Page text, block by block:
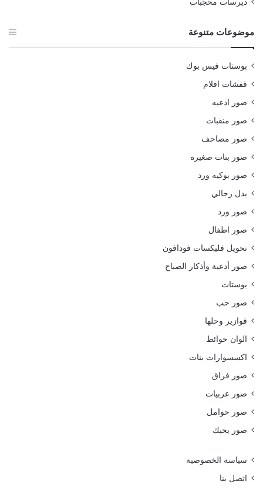
ديرسات محجبات
موضوعات متنوعة
بوستات فيس بوك
قفشات افلام
صور ادعيه
صور منقبات
صور مصاحف
صور بنات صغيره
صور بوكيه ورد
بدل رجالي
صور ورد
صور اطفال
تحويل فليكسات فودافون
صور أدعية وأذكار الصباح
بوستات
صور حب
فوازير وحلها
الوان حوائط
اكسسوارات بنات
صور فراق
صور عربيات
صور حوامل
صور بحبك
سياسة الخصوصية
اتصل بنا